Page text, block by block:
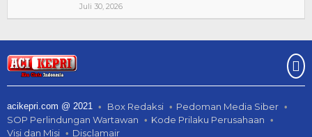
Juli 30, 2026
acikepri.com @ 2021 Box Redaksi
Pedoman Media Siber
SOP Perlindungan Wartawan
Kode Prilaku Perusahaan
Visi dan Misi
Disclamair